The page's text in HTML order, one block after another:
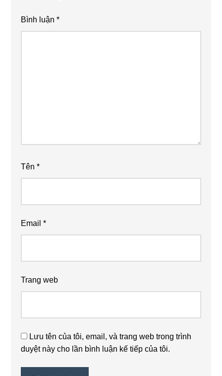
Bình luận*
Tên*
Email*
Trang web
Lưu tên của tôi, email, và trang web trong trình
duyệt này cho lần bình luận kế tiếp của tôi.